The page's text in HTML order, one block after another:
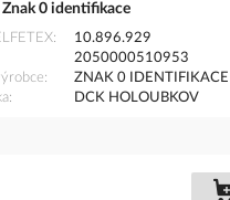
Znak 0 identifikace
10.896.929
2050000510953
ZNAK 0 IDENTIFIKACE
DCK HOLOUBKOV